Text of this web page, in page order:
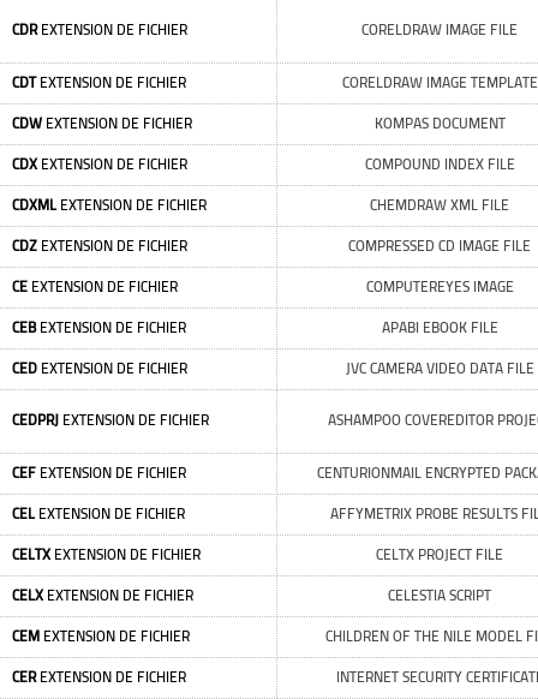
CDREXTENSION DE FICHIER CORELDRAW IMAGE FILE
CDTEXTENSION DE FICHIER CORELDRAW IMAGE TEMPLATE
CDW EXTENSION DE FICHIER KOMPAS DOCUMENT
CDXEXTENSION DE FICHIER COMPOUND INDEX FILE
CDXMLEXTENSION DE FICHIER CHEMDRAW XML FILE
CDZ EXTENSION DE FICHIER COMPRESSED CD IMAGE FILE
CE EXTENSION DE FICHIER COMPUTEREYES IMAGE
CEBEXTENSION DE FICHIER APABI EBOOK FILE
CED EXTENSION DE FICHIER JVC CAMERA VIDEO DATA FILE
CEDPRJ EXTENSION DE FICHIER ASHAMPOO COVEREDITOR
CEF EXTENSION DE FICHIER CENTURIONMAIL ENCRYPTED
CELEXTENSION DE FICHIER AFFYMETRIX PROBE RESULTS
CELTXEXTENSION DE FICHIER CELTX PROJECT FILE
CELXEXTENSION DE FICHIER CELESTIA SCRIPT
CEM EXTENSION DE FICHIER CHILDREN OF THE NILE MODEL
CEREXTENSION DE FICHIER INTERNET SECURITY